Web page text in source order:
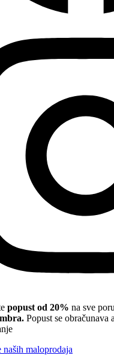
popust od 20% na sve
Popust se obračunava
maloprodaja